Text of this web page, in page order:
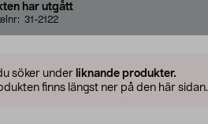
har utgått
31-2122
söker under liknande produkter.
finns längst ner på den här sidan.